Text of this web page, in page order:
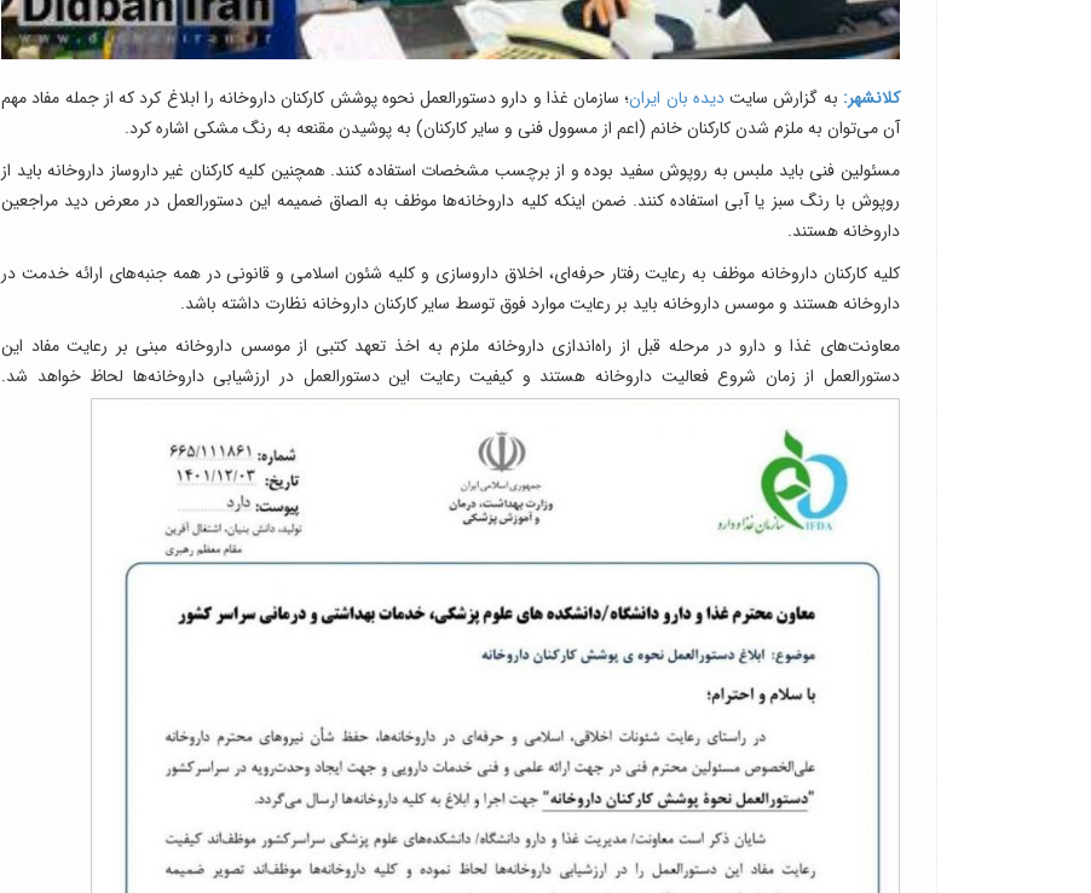
کلانشهر: به گزارش سایتدیده بان ایران؛ سازمان غذا و دارو دستورالعمل نحوه پوشش کارکنان داروخانه را ابلاغ کرد که از جمله مفاد مهم
آن می‌توان به ملزم شدن کارکنان خانم (اعم از مسوول فنی و سایر کارکنان) به پوشیدن مقنعه به رنگ مشکی اشاره کرد.
مسئولین فنی باید ملبس به روپوش سفید بوده و از برچسب مشخصات استفاده کنند. همچنین کلیه کارکنان غیر داروساز داروخانه باید از
روپوش با رنگ سبز یا آبی استفاده کنند. ضمن اینکه کلیه داروخانه‌ها موظف به الصاق ضمیمه این دستورالعمل در معرض دید مراجعین
داروخانه هستند.
کلیه کارکنان داروخانه موظف به رعایت رفتار حرفه‌ای، اخلاق داروسازی و کلیه شئون اسلامی و قانونی در همه جنبه‌های ارائه خدمت در
داروخانه هستند و موسس داروخانه باید بر رعایت موارد فوق توسط سایر کارکنان داروخانه نظارت داشته باشد.
معاونت‌های غذا و دارو در مرحله قبل از راه‌اندازی داروخانه ملزم به اخذ تعهد کتبی از موسس داروخانه مبنی بر رعایت مفاد این
دستورالعمل از زمان شروع فعالیت داروخانه هستند و کیفیت رعایت این دستورالعمل در ارزشیابی داروخانه‌ها لحاظ خواهد شد.